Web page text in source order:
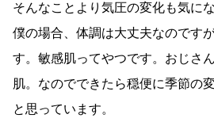
そんなことより気圧の変化も気に
僕の場合、体調は大丈夫なのです
す。敏感肌ってやつです。おじさ
肌。なのでできたら穏便に季節の
と思っています。